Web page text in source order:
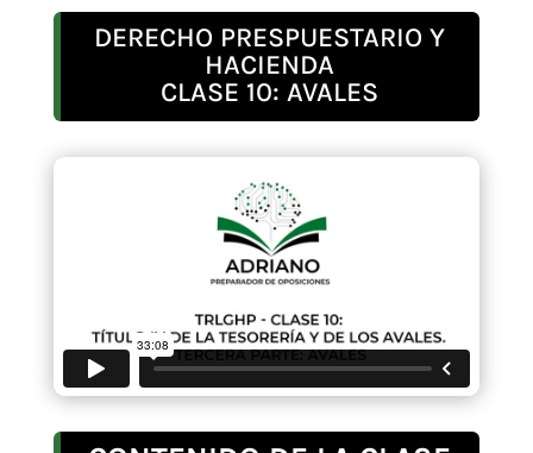
DERECHO PRESPUESTARIO Y
HACIENDA
CLASE 10: AVALES